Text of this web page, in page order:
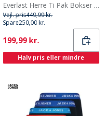
Everlast Herre Ti Pak Bokser Sort Multi
Vejl. pris449,99 kr.
Spare250,00 kr.
Current
199,99 kr.
Halv pris eller mindre